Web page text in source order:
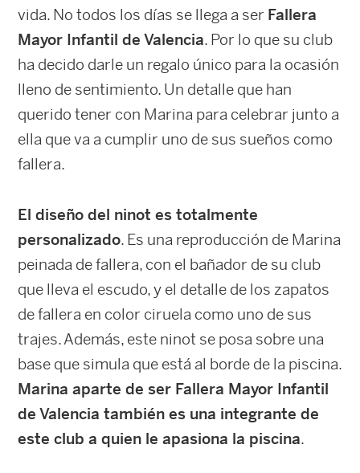
vida. No todos los días se llega a ser Fallera
Mayor Infantil de Valencia. Por lo que su club
ha decido darle un regalo único para la ocasión
lleno de sentimiento. Un detalle que han
querido tener con Marina para celebrar junto a
ella que va a cumplir uno de sus sueños como
fallera.
El diseño del ninot es totalmente
personalizado. Es una reproducción de Marina
peinada de fallera, con el bañador de su club
que lleva el escudo, y el detalle de los zapatos
de fallera en color ciruela como uno de sus
trajes. Además, este ninot se posa sobre una
base que simula que está al borde de la piscina.
Marina aparte de ser Fallera Mayor Infantil
de Valencia también es una integrante de
este club a quien le apasiona la piscina.